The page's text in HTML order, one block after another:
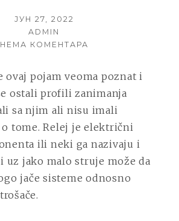
POSTED
ЈУН 27, 2022
AUTHOR
ADMIN
НЕМА КОМЕНТАРА
KAKO
I
GDE
POSTAVLJAJU,
ČEMU
SLUŽE
GDE
ovaj pojam veoma poznat i
ostali profili zanimanja
sa njim ali nisu imali
tome. Relej je električni
ili neki ga nazivaju i
uz jako malo struje može da
jače sisteme odnosno